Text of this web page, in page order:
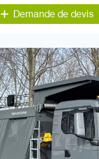
Demande de devis